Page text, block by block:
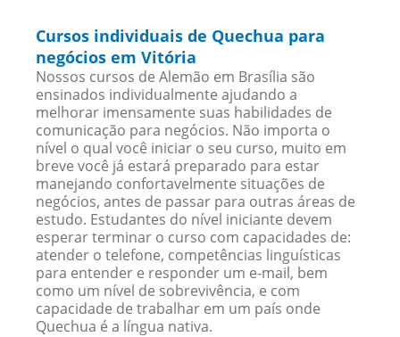
Cursos individuais de Quechua para
negócios em Vitória
Nossos cursos de Alemão em Brasília são
ensinados individualmente ajudando a
melhorar imensamente suas habilidades de
comunicação para negócios. Não importa o
nível o qual você iniciar o seu curso, muito em
breve você já estará preparado para estar
manejando confortavelmente situações de
negócios, antes de passar para outras áreas de
estudo. Estudantes do nível iniciante devem
esperar terminar o curso com capacidades de:
atender o telefone, competências linguísticas
para entender e responder um e-mail, bem
como um nível de sobrevivência, e com
capacidade de trabalhar em um país onde
Quechua é a língua nativa.